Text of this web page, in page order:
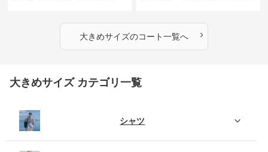
大きめサイズのコート一覧へ ›
大きめサイズ カテゴリ一覧
シャツ